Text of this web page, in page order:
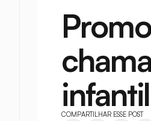
infantil
COMPARTILHAR ESSE POST